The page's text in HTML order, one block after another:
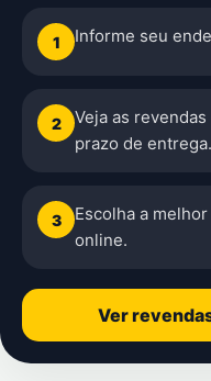
1 Informe seu
2
Veja as
prazo de entrega.
3
Escolha a
online.
Ver